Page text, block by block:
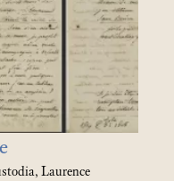
Laurence